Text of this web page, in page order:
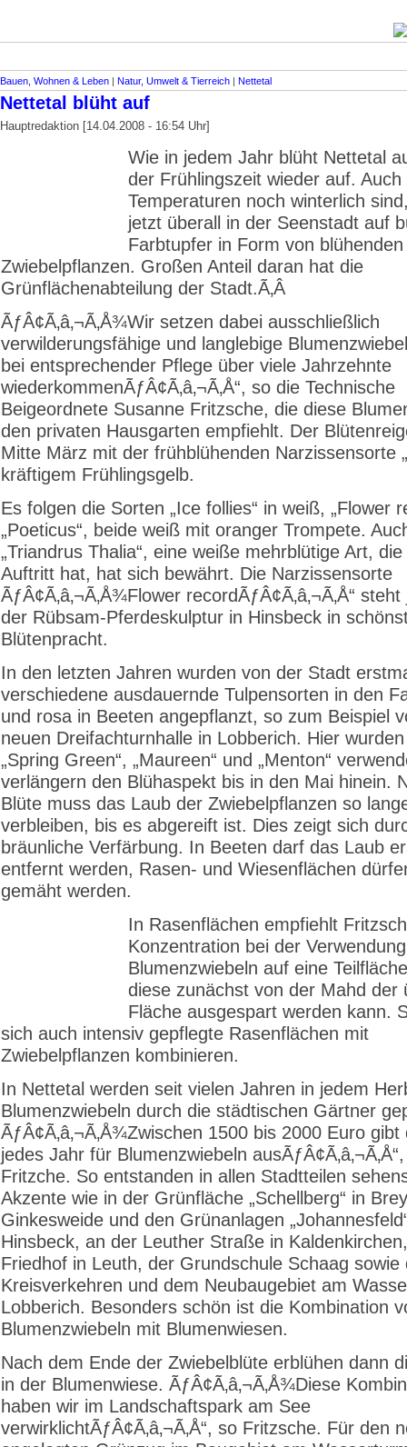
Bauen, Wohnen & Leben | Natur, Umwelt & Tierreich | Nettetal
Nettetal blüht auf
Hauptredaktion [14.04.2008 - 16:54 Uhr]
Wie in jedem Jahr blüht Nettetal
der Frühlingszeit wieder auf. Auch
Temperaturen noch winterlich
jetzt überall in der Seenstadt auf
Farbtupfer in Form von blühenden
Zwiebelpflanzen. Großen Anteil daran hat die
Grünflächenabteilung der Stadt.­Ã‚Â
ÃƒÂ¢Ã‚â‚¬Ã‚Å¾Wir setzen dabei ausschließlich
verwilderungsfähige und langlebige
bei entsprechender Pflege über viele Jahrzehnte
wiederkommenÃƒÂ¢Ã‚â‚¬Ã‚Å“, so die Technische
Beigeordnete Susanne Fritzsche, die diese
den privaten Hausgarten empfiehlt. Der
Mitte März mit der frühblühenden Narzissensorte
kräftigem Frühlingsgelb.
Es folgen die Sorten „Ice follies“ in weiß, „Flower
„Poeticus“, beide weiß mit oranger Trompete.
„Triandrus Thalia“, eine weiße mehrblütige Art,
Auftritt hat, hat sich bewährt. Die Narzissensorte
ÃƒÂ¢Ã‚â‚¬Ã‚Å¾Flower recordÃƒÂ¢Ã‚â‚¬Ã‚Å“
der Rübsam-Pferdeskulptur in Hinsbeck in
Blütenpracht.
In den letzten Jahren wurden von der Stadt
verschiedene ausdauernde Tulpensorten in den
und rosa in Beeten angepflanzt, so zum Beispiel
neuen Dreifachturnhalle in Lobberich. Hier
„Spring Green“, „Maureen“ und „Menton“
verlängern den Blühaspekt bis in den Mai hinein.
Blüte muss das Laub der Zwiebelpflanzen so
verbleiben, bis es abgereift ist. Dies zeigt sich
bräunliche Verfärbung. In Beeten darf das Laub
entfernt werden, Rasen- und Wiesenflächen
gemäht werden.
In Rasenflächen empfiehlt
Konzentration bei der
Blumenzwiebeln auf eine
diese zunächst von der Mahd der
Fläche ausgespart werden kann.
sich auch intensiv gepflegte Rasenflächen mit
Zwiebelpflanzen kombinieren.
In Nettetal werden seit vielen Jahren in jedem
Blumenzwiebeln durch die städtischen Gärtner
ÃƒÂ¢Ã‚â‚¬Ã‚Å¾Zwischen 1500 bis 2000 Euro
jedes Jahr für Blumenzwiebeln
Fritzche. So entstanden in allen Stadtteilen
Akzente wie in der Grünfläche „Schellberg“ in
Ginkesweide und den Grünanlagen
Hinsbeck, an der Leuther Straße in
Friedhof in Leuth, der Grundschule Schaag sowie
Kreisverkehren und dem Neubaugebiet am
Lobberich. Besonders schön ist die Kombination
Blumenzwiebeln mit Blumenwiesen.
Nach dem Ende der Zwiebelblüte erblühen dann
in der Blumenwiese. ÃƒÂ¢Ã‚â‚¬Ã‚Å¾Diese
haben wir im Landschaftspark am See
verwirklichtÃƒÂ¢Ã‚â‚¬Ã‚Å“, so Fritzsche. Für den